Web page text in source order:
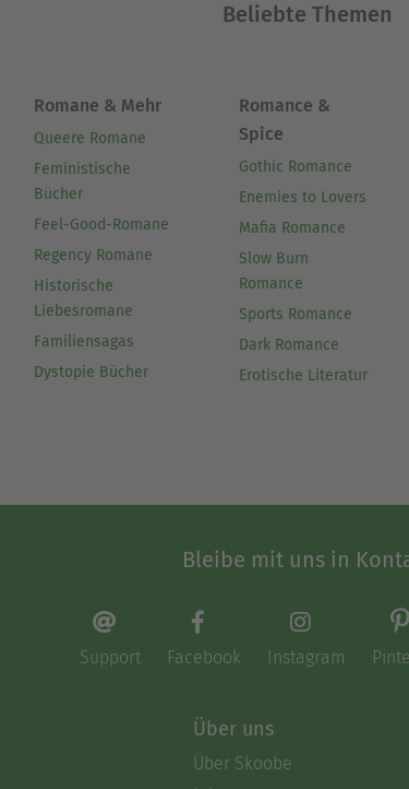
Beliebte Themen
Romane & Mehr
Queere Romane
Feministische
Bücher
Feel-Good-Romane
Regency Romane
Historische
Liebesromane
Familiensagas
Dystopie Bücher
Romance &
Spice
Gothic Romance
Enemies to Lovers
Mafia Romance
Slow Burn
Romance
Sports Romance
Dark Romance
Erotische Literatur
Bleibe mit uns in
Support Facebook Instagram
Über uns
Über Skoobe